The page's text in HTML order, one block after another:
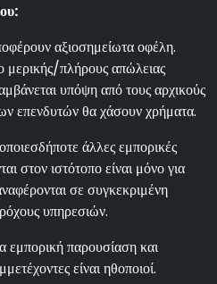
αξιοσημείωτα οφέλη.
μερικής/πλήρους απώλειας
υπόψη από τους αρχικούς
επενδυτών θα χάσουν χρήματα.
άλλες εμπορικές
στον ιστότοπο είναι μόνο για
σε συγκεκριμένη
υπηρεσιών.
εμπορική παρουσίαση και
είναι ηθοποιοί.